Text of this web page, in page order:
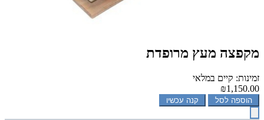
מקפצה מעץ מרופדת
זמינות: קיים במלאי
₪1,150.00
הוספה לסל קנה עכשיו